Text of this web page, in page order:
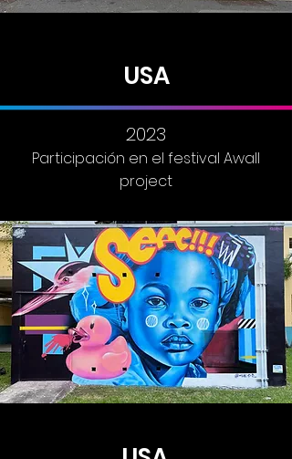
USA
2023
Participación en el festival Awall
project